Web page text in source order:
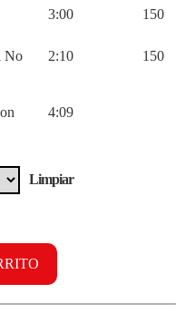
3:00 150
No
2:10 150
4:09
Limpiar